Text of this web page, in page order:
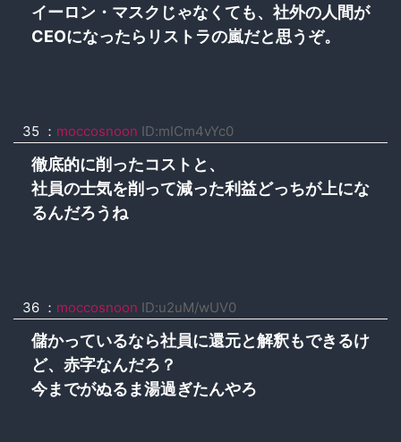
イーロン・マスクじゃなくても、社外の人間が
CEOになったらリストラの嵐だと思うぞ。
35 ： moccosnoon ID:mICm4vYc0
徹底的に削ったコストと、
社員の士気を削って減った利益どっちが上にな
るんだろうね
36 ： moccosnoon ID:u2uM/wUV0
儲かっているなら社員に還元と解釈もできるけ
ど、赤字なんだろ？
今までがぬるま湯過ぎたんやろ